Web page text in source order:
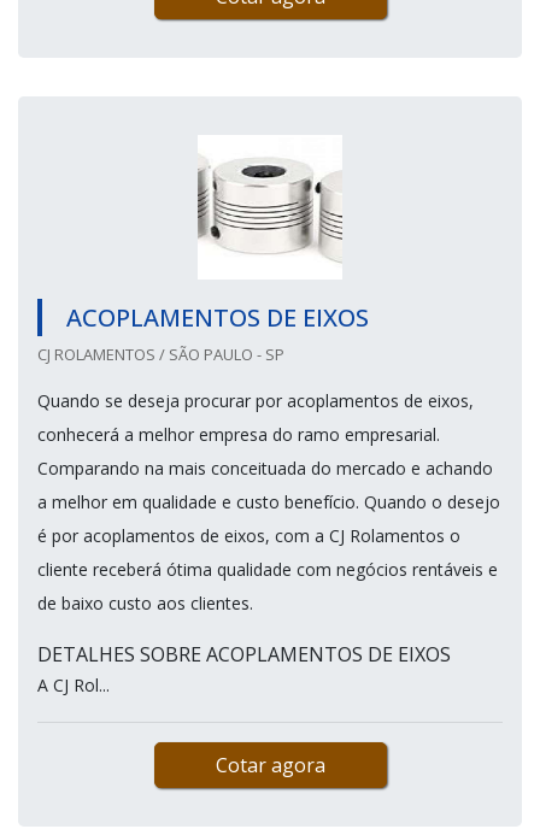
ACOPLAMENTOS DE EIXOS
CJ ROLAMENTOS / SÃO PAULO - SP
Quando se deseja procurar por acoplamentos de eixos,
conhecerá a melhor empresa do ramo empresarial.
Comparando na mais conceituada do mercado e achando
a melhor em qualidade e custo benefício. Quando o desejo
é por acoplamentos de eixos, com a CJ Rolamentos o
cliente receberá ótima qualidade com negócios rentáveis e
de baixo custo aos clientes.
DETALHES SOBRE ACOPLAMENTOS DE EIXOS
A CJ Rol...
Cotar agora